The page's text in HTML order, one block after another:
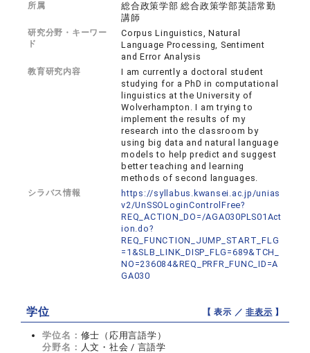
所属
総合政策学部 総合政策学部英語常勤
講師
研究分野・キーワー
ド
Corpus Linguistics, Natural
Language Processing, Sentiment
and Error Analysis
教育研究内容
I am currently a doctoral student
studying for a PhD in computational
linguistics at the University of
Wolverhampton. I am trying to
implement the results of my
research into the classroom by
using big data and natural language
models to help predict and suggest
better teaching and learning
methods of second languages.
シラバス情報
https://syllabus.kwansei.ac.jp/unias
v2/UnSSOLoginControlFree?
REQ_ACTION_DO=/AGA030PLS01Act
ion.do?
REQ_FUNCTION_JUMP_START_FLG
=1&SLB_LINK_DISP_FLG=689&TCH_
NO=236084&REQ_PRFR_FUNC_ID=A
GA030
学位 【 表示 ／非表示 】
学位名： 修士（応用言語学）
分野名： 人文・社会 / 言語学